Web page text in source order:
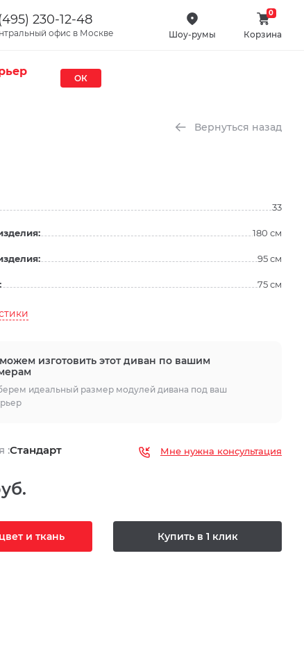
230-12-48
офис в Москве Шоу-румы
0
Корзина
ОК
Вернуться назад
33
180 см
95 см
75 см
изготовить этот диван по вашим
идеальный размер модулей дивана под ваш
:Стандарт
Мне нужна консультация
и ткань Купить в 1 клик